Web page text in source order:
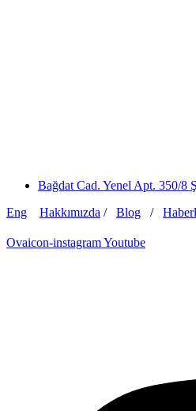
Bağdat Cad. Yenel Apt. 350/8
Eng
Hakkımızda / Blog /
Ovaicon-instagramYoutube